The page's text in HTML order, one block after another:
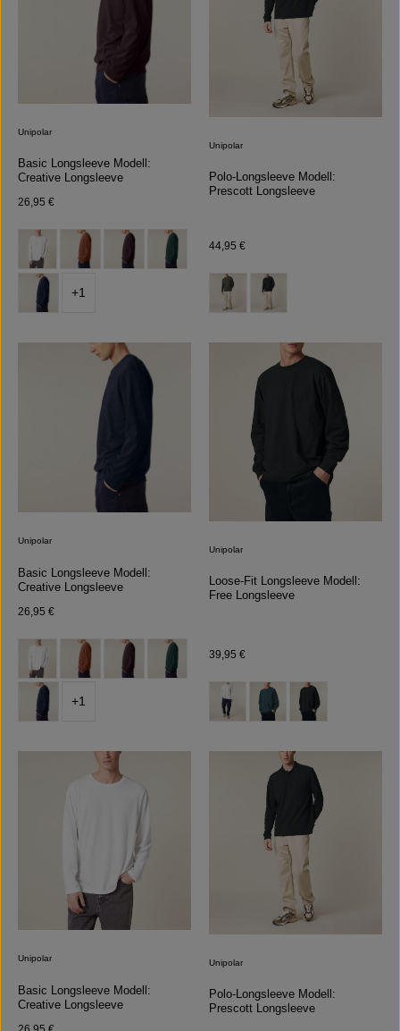
Unipolar
Basic Longsleeve Modell:
Creative Longsleeve
Regulärer Preis:
26,95 €
Farbe auswählen
+1
Unipolar
Polo-Longsleeve Modell:
Prescott Longsleeve
Regulärer Preis:
44,95 €
Farbe auswählen
Unipolar
Basic Longsleeve Modell:
Creative Longsleeve
Regulärer Preis:
26,95 €
Farbe auswählen
+1
Unipolar
Loose-Fit Longsleeve Modell:
Free Longsleeve
Regulärer Preis:
39,95 €
Farbe auswählen
Unipolar
Basic Longsleeve Modell:
Creative Longsleeve
Regulärer Preis:
Unipolar
Polo-Longsleeve Modell:
Prescott Longsleeve